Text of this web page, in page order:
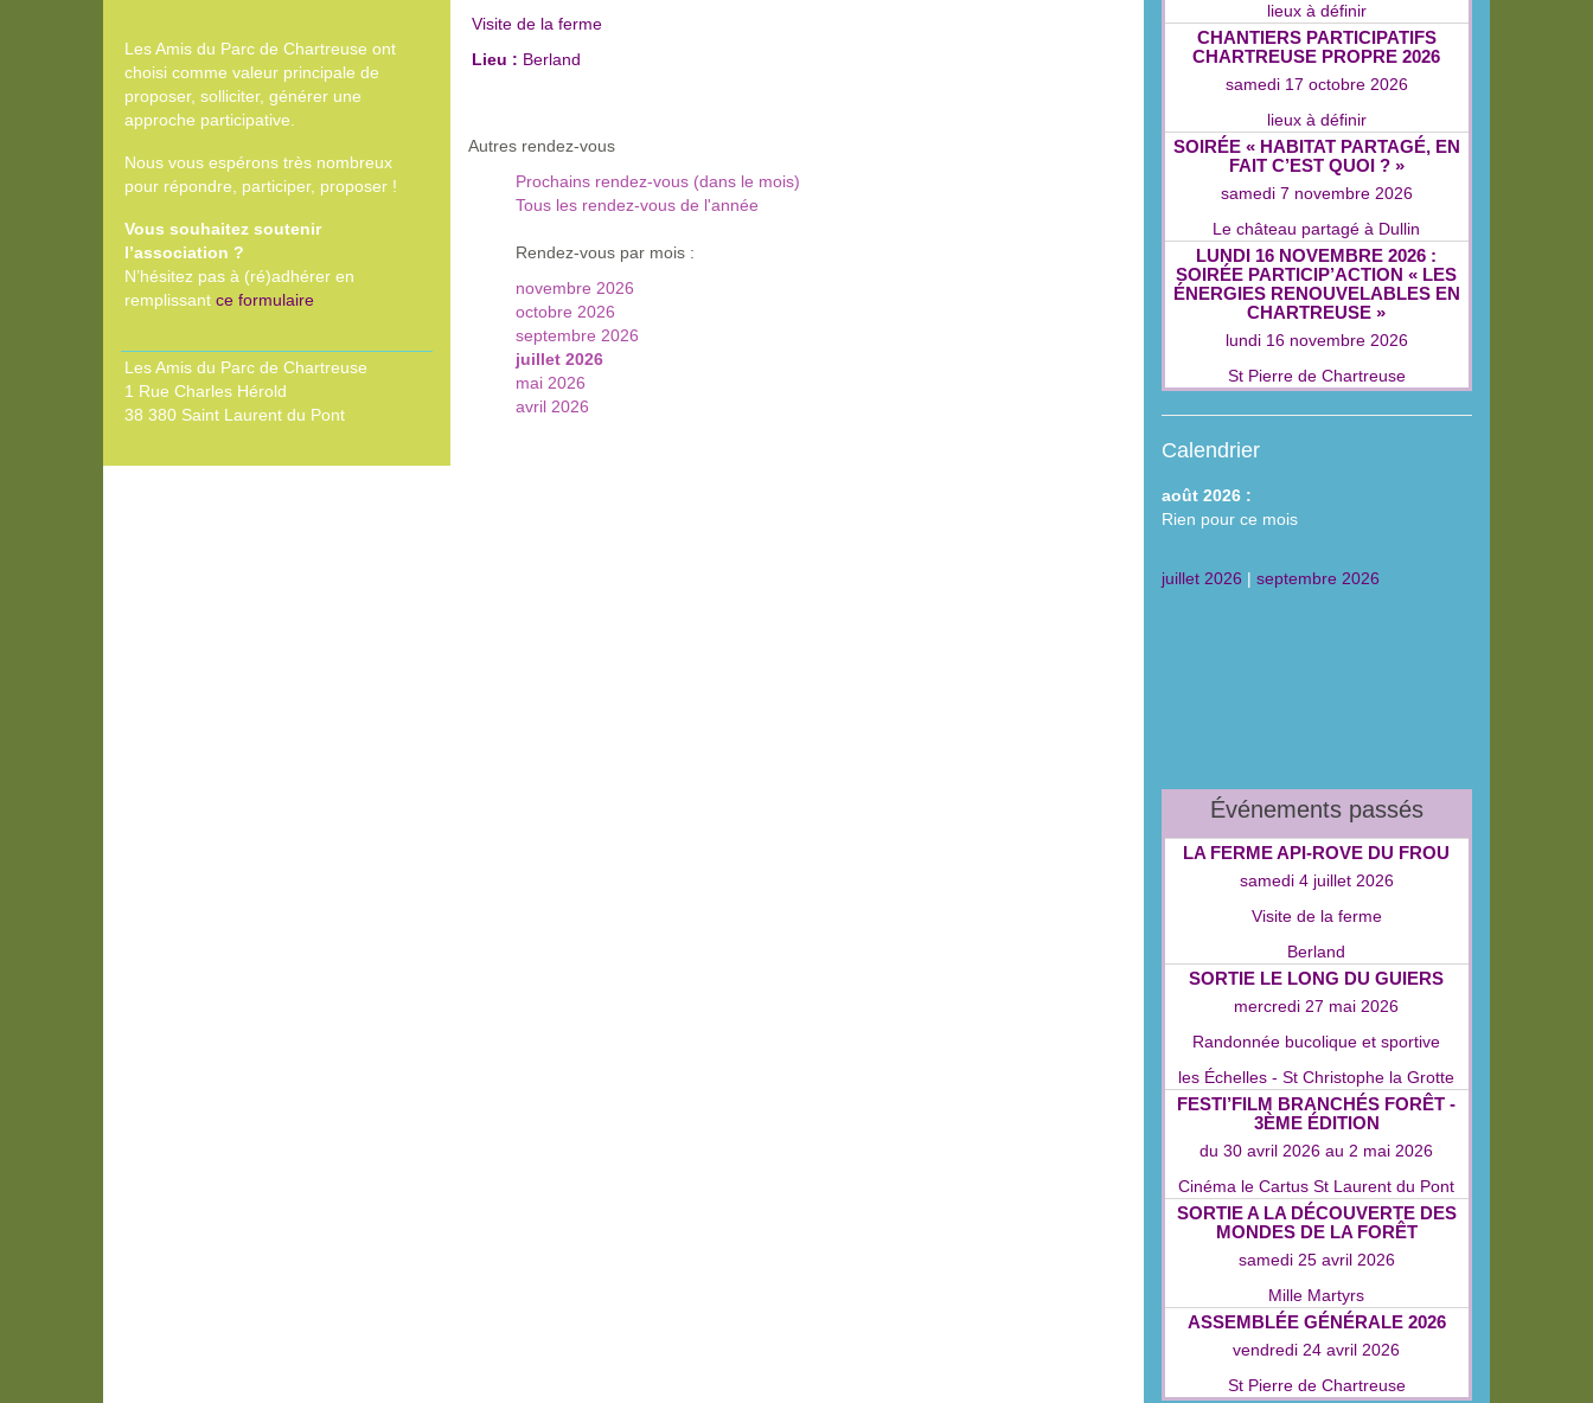
Visite de la ferme
Lieu : Berland
Autres rendez-vous
Prochains rendez-vous (dans le mois)
Tous les rendez-vous de l'année
Rendez-vous par mois :
novembre 2026
octobre 2026
septembre 2026
juillet 2026
mai 2026
avril 2026
Les Amis du Parc de Chartreuse ont
choisi comme valeur principale de
proposer, solliciter, générer une
approche participative.
Nous vous espérons très nombreux
pour répondre, participer, proposer !
Vous souhaitez soutenir
l’association ?
N’hésitez pas à (ré)adhérer en
remplissant ce formulaire
Les Amis du Parc de Chartreuse
1 Rue Charles Hérold
38 380 Saint Laurent du Pont
lieux à définir
CHANTIERS PARTICIPATIFS
CHARTREUSE PROPRE 2026
samedi 17 octobre 2026
lieux à définir
SOIRÉE « HABITAT PARTAGÉ, EN
FAIT C’EST QUOI ? »
samedi 7 novembre 2026
Le château partagé à Dullin
LUNDI 16 NOVEMBRE 2026 :
SOIRÉE PARTICIP’ACTION « LES
ÉNERGIES RENOUVELABLES EN
CHARTREUSE »
lundi 16 novembre 2026
St Pierre de Chartreuse
Calendrier
août 2026 :
Rien pour ce mois
juillet 2026 | septembre 2026
Événements passés
LA FERME API‑ROVE DU FROU
samedi 4 juillet 2026
Visite de la ferme
Berland
SORTIE LE LONG DU GUIERS
mercredi 27 mai 2026
Randonnée bucolique et sportive
les Échelles - St Christophe la Grotte
FESTI’FILM BRANCHÉS FORÊT -
3ÈME ÉDITION
du30 avril 2026 au 2 mai 2026
Cinéma le Cartus St Laurent du Pont
SORTIE A LA DÉCOUVERTE DES
MONDES DE LA FORÊT
samedi 25 avril 2026
Mille Martyrs
ASSEMBLÉE GÉNÉRALE 2026
vendredi 24 avril 2026
St Pierre de Chartreuse